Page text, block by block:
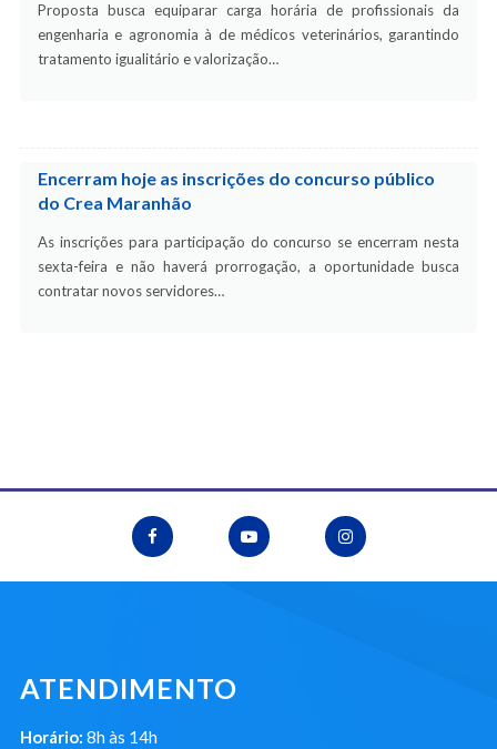
Proposta busca equiparar carga horária de profissionais da
engenharia e agronomia à de médicos veterinários, garantindo
tratamento igualitário e valorização…
Encerram hoje as inscrições do concurso público
do Crea Maranhão
As inscrições para participação do concurso se encerram nesta
sexta-feira e não haverá prorrogação, a oportunidade busca
contratar novos servidores…
ATENDIMENTO
Horário: 8h às 14h